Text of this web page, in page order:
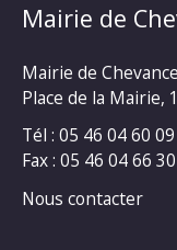
Mairie de
Mairie de
Place de la Mairie,
Tél : 05 46 04 60 09
Fax : 05 46 04 66 30
Nous contacter